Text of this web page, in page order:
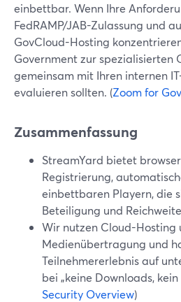
einbettbar. Wenn Ihre
FedRAMP/JAB-Zulassung und
GovCloud-Hosting
Government zur spezialisierten
gemeinsam mit Ihren internen
evaluieren sollten. (Zoom for
Zusammenfassung
StreamYard bietet
Registrierung,
einbettbaren Playern, die
Beteiligung und
Wir nutzen Cloud-Hosting
Medienübertragung und
Teilnehmererlebnis auf
bei „keine Downloads, kein
Security Overview)